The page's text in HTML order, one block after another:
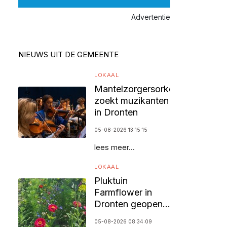
Advertentie
NIEUWS UIT DE GEMEENTE
LOKAAL
Mantelzorgersorkest
zoekt muzikanten
in Dronten
05-08-2026 13:15:15
lees meer...
LOKAAL
Pluktuin
Farmflower in
Dronten geopend
05-08-2026 08:34:09